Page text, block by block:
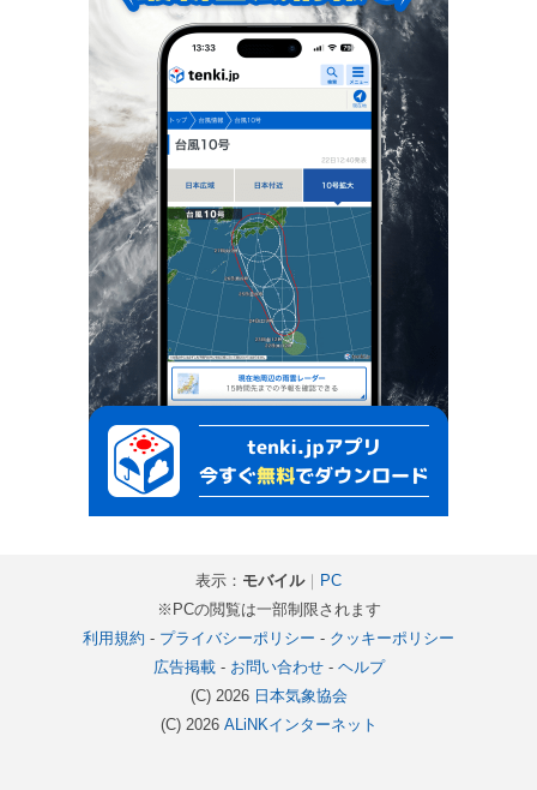
表示： モバイル｜
PC
※PCの閲覧は一部制限されます
利用規約 - プライバシーポリシー - クッキーポリシー
広告掲載- お問い合わせ- ヘルプ
(C) 2026 日本気象協会
(C) 2026 ALiNKインターネット